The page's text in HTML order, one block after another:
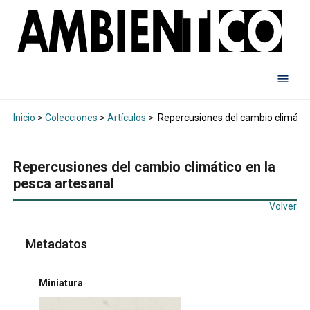
Inicio > Colecciones > Artículos > Repercusiones del cambio
Repercusiones del cambio climático en la
pesca artesanal
Volver
Metadatos
Miniatura